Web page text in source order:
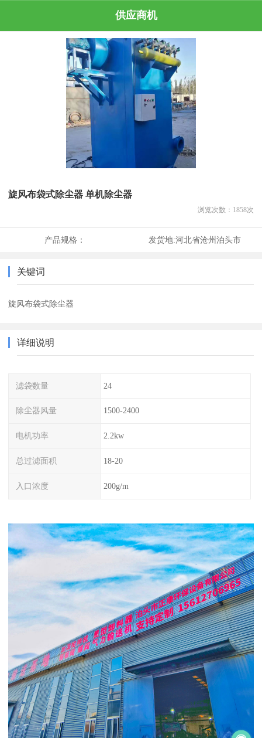
供应商机
旋风布袋式除尘器 单机除尘器
浏览次数： 1858次
产品规格： 发货地:河北省沧州泊头市
关键词
旋风布袋式除尘器
详细说明
滤袋数量 24
除尘器风量 1500-2400
电机功率 2.2kw
总过滤面积 18-20
入口浓度 200g/m